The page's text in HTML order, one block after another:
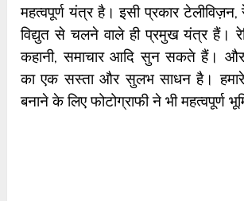
महत्वपूर्ण यंत्र है। इसी प्रकार टेलीविज़न,
विद्युत से चलने वाले ही प्रमुख यंत्र हैं।
कहानी, समाचार आदि सुन सकते हैं। और
का एक सस्ता और सुलभ साधन है।
बनाने के लिए फोटोग्राफी ने भी महत्वपूर्ण